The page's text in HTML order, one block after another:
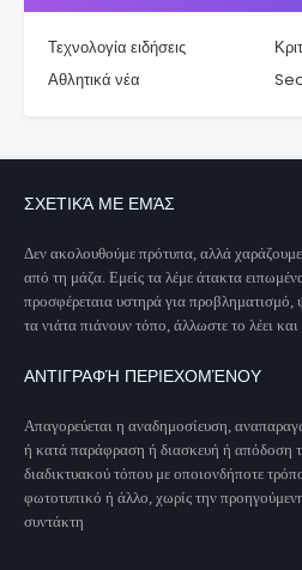
Τεχνολογία ειδήσεις
Αθλητικά νέα
ΣΧΕΤΙΚΆ ΜΕ ΕΜΆΣ
Δεν ακολουθούμε πρότυπα, αλλά
από τη μάζα. Εμείς τα λέμε άτακτα
προσφέρεταια υστηρά για
τα νιάτα πιάνουν τόπο, άλλωστε το λέει
ΑΝΤΙΓΡΑΦΉ ΠΕΡΙΕΧΟΜΈΝΟΥ
Απαγορεύεται η αναδημοσίευση,
ή κατά παράφραση ή διασκευή ή απόδοση
διαδικτυακού τόπου με οποιονδήποτε
φωτοτυπικό ή άλλο, χωρίς την
συντάκτη